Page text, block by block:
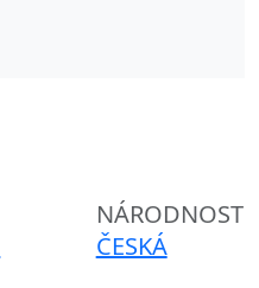
NÁRODNOST
ČESKÁ